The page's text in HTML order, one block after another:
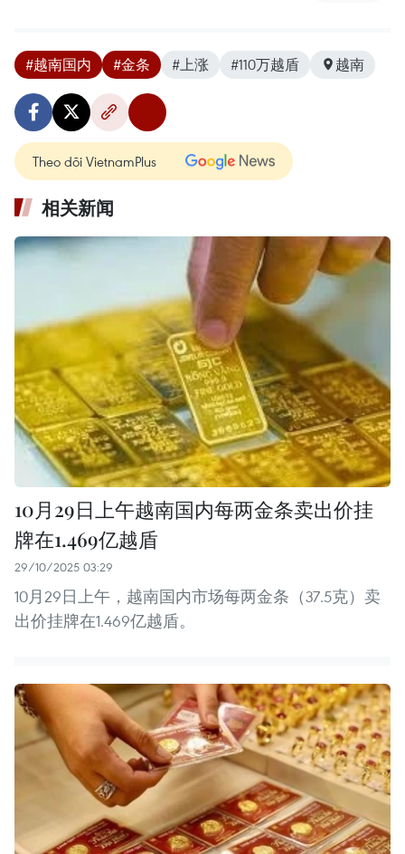
#越南国内 #金条 #上涨 #110万越盾 越南
Theo dõi VietnamPlus
相关新闻
10月29日上午越南国内每两金条卖出价挂
牌在1.469亿越盾
29/10/2025 03:29
10月29日上午，越南国内市场每两金条（37.5克）卖
出价挂牌在1.469亿越盾。